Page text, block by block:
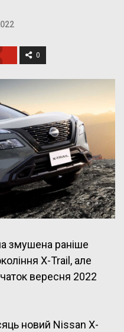
0
змушена раніше
X-Trail, але
вересня 2022
новий Nissan X-